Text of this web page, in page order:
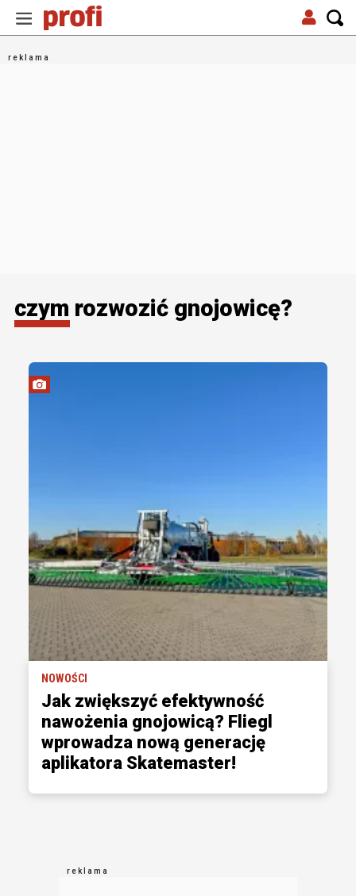
czym rozwozić gnojowicę?
NOWOŚCI
Jak zwiększyć efektywność
nawożenia gnojowicą? Fliegl
wprowadza nową generację
aplikatora Skatemaster!